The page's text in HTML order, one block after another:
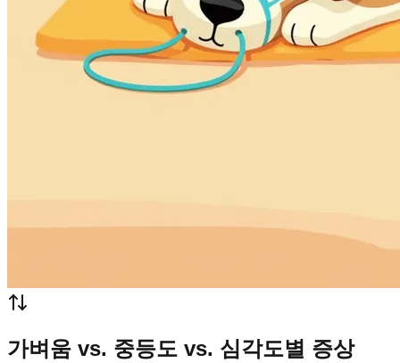
가벼움 vs. 중등도 vs. 심각도별 증상